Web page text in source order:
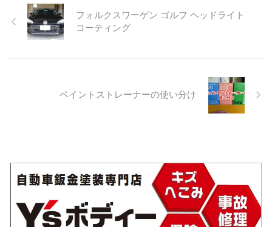
りました。 10年以上経った車
ですと太陽の紫外線を浴びや
すい上面の塗装が経年劣化に
ヶ所です。 それでは修理工程
中古テールランプ ▲反射して
た。 ▲こちらがオーナーさん
がヤフオクで落札したテール
ランプです。 状態も良く安く
す。 ...
フォルクスワーゲン ゴルフ ヘッドライト
コーティング
ペイントストレーナーの使い分け